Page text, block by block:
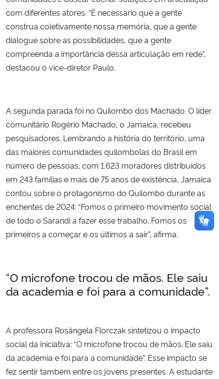
com diferentes atores. “É necessário que a gente
construa coletivamente nossa memória, que a gente
dialogue sobre as possibilidades, que a gente
compreenda a importância dessa articulação em rede”,
destacou o vice-diretor Paulo.
A segunda parada foi no Quilombo dos Machado. O líder
comunitário Rogério Machado, o Jamaica, recebeu
pesquisadores. Lembrando a história do território, uma
das maiores comunidades quilombolas do Brasil em
número de pessoas, com 1.623 moradores distribuídos
em 243 famílias e mais de 75 anos de existência, Jamaica
contou sobre o protagonismo do Quilombo durante as
enchentes de 2024: “Fomos o primeiro movimento social
de todo o Sarandi a fazer esse trabalho. Fomos os
primeiros a começar e os últimos a sair”, afirma.
“O microfone trocou de mãos. Ele saiu
da academia e foi para a comunidade”.
A professora Rosângela Florczak sintetizou o impacto
social da iniciativa: “O microfone trocou de mãos. Ele saiu
da academia e foi para a comunidade”. Esse impacto se
fez sentir também entre os jovens presentes. A estudante